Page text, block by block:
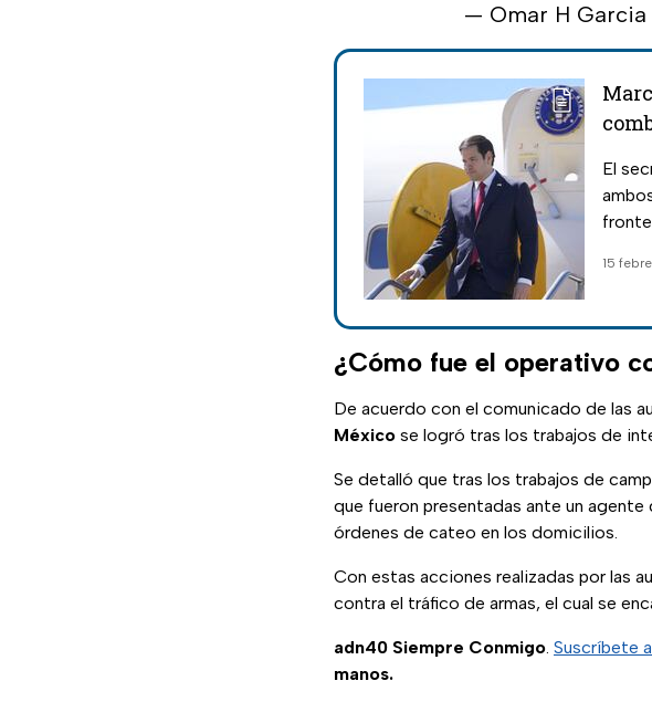
— Omar H
El
15
¿Cómo fue el operativo
De acuerdo con el comunicado de las
México se logró tras los trabajos de
Se detalló que tras los trabajos de
que fueron presentadas ante un agente
órdenes de cateo en los domicilios.
Con estas acciones realizadas por las
contra el tráfico de armas, el cual se
adn40 Siempre Conmigo. Suscríbete
manos.